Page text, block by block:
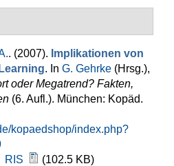
. (2007). Implikationen von
. In G. Gehrke (Hrsg.),
oder Megatrend? Fakten,
(6. Aufl.). München: Kopäd.
kopaedshop/index.php?
RIS (102.5 KB)